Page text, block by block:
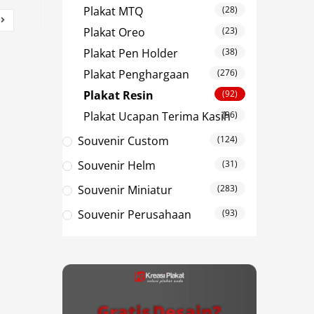
Plakat MTQ (28)
Plakat Oreo (23)
Plakat Pen Holder (38)
Plakat Penghargaan (276)
Plakat Resin (92)
Plakat Ucapan Terima Kasih(96)
Souvenir Custom (124)
Souvenir Helm (31)
Souvenir Miniatur (283)
Souvenir Perusahaan (93)